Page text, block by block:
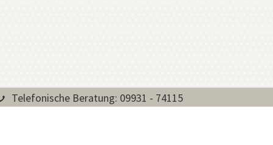
Telefonische Beratung: 09931 - 74115